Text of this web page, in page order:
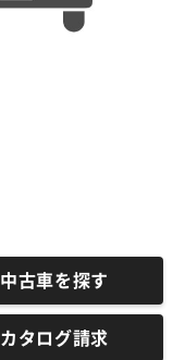
中古車を探す
カタログ請求